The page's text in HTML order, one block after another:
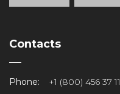
Contacts
Phone:
+1 (800) 456 37 11